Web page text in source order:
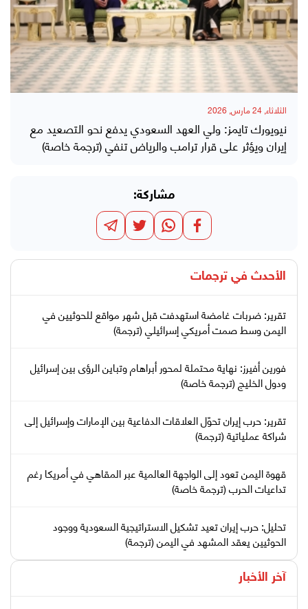
الثلاثاء, 24 مارس, 2026
نيويورك تايمز: ولي العهد السعودي يدفع نحو التصعيد مع
إيران ويؤثر على قرار ترامب والرياض تنفي (ترجمة خاصة)
مشاركة:
الأحدث في ترجمات
تقرير: ضربات غامضة استهدفت قبل شهر مواقع للحوثيين في
اليمن وسط صمت أمريكي إسرائيلي (ترجمة)
فورين أفيرز: نهاية محتملة لمحور أبراهام وتباين الرؤى بين إسرائيل
ودول الخليج (ترجمة خاصة)
تقرير: حرب إيران تحوّل العلاقات الدفاعية بين الإمارات وإسرائيل إلى
شراكة عملياتية (ترجمة)
قهوة اليمن تعود إلى الواجهة العالمية عبر المقاهي في أمريكا رغم
تداعيات الحرب (ترجمة خاصة)
تحليل: حرب إيران تعيد تشكيل الاستراتيجية السعودية ووجود
الحوثيين يعقد المشهد في اليمن (ترجمة)
آخر الأخبار